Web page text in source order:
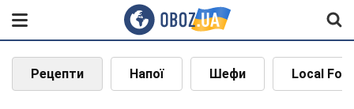
Рецепти Напої Шефи Local